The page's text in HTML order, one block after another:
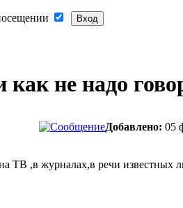
не надо
Добавлено: 05
ТВ ,в журналах,в речи известных